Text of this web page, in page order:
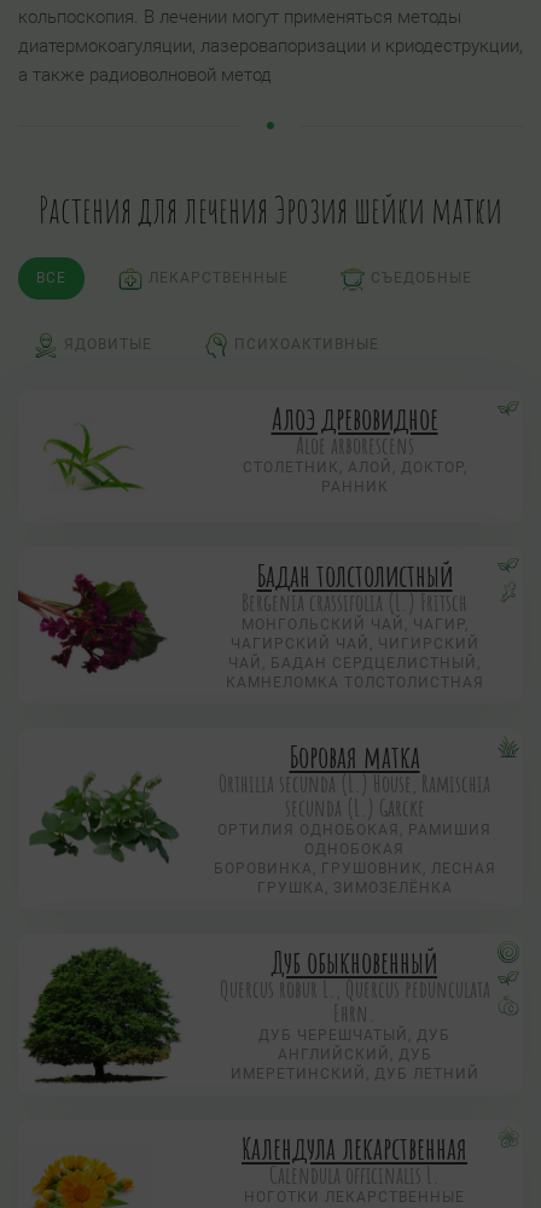
кольпоскопия. В лечении могут применяться методы
диатермокоагуляции, лазеровапоризации и криодеструкции,
а также радиоволновой метод
Растения для лечения Эрозия шейки матки
ВСЕ ЛЕКАРСТВЕННЫЕ СЪЕДОБНЫЕ
ЯДОВИТЫЕ ПСИХОАКТИВНЫЕ
Алоэ древовидное
Aloe arborescens
СТОЛЕТНИК, АЛОЙ, ДОКТОР,
РАННИК
Бадан толстолистный
Bergenia crassifolia (L.) Fritsch
МОНГОЛЬСКИЙ ЧАЙ, ЧАГИР,
ЧАГИРСКИЙ ЧАЙ, ЧИГИРСКИЙ
ЧАЙ, БАДАН СЕРДЦЕЛИСТНЫЙ,
КАМНЕЛОМКА ТОЛСТОЛИСТНАЯ
Боровая матка
Orthilia secunda (L.) House, Ramischia
secunda (L.) Garсke
ОРТИЛИЯ ОДНОБОКАЯ, РАМИШИЯ
ОДНОБОКАЯ
БОРОВИНКА, ГРУШОВНИК, ЛЕСНАЯ
ГРУШКА, ЗИМОЗЕЛЁНКА
Дуб обыкновенный
Quercus robur L., Quercus pedunculata
Ehrn.
ДУБ ЧЕРЕШЧАТЫЙ, ДУБ
АНГЛИЙСКИЙ, ДУБ
ИМЕРЕТИНСКИЙ, ДУБ ЛЕТНИЙ
Календула лекарственная
Calendula officinalis L.
НОГОТКИ ЛЕКАРСТВЕННЫЕ